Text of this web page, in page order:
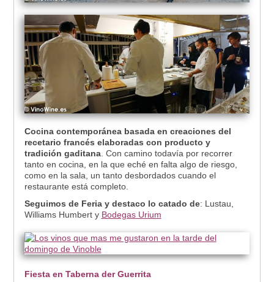
Cocina contemporánea basada en creaciones del
recetario francés elaboradas con producto y
tradición gaditana. Con camino todavía por recorrer
tanto en cocina, en la que eché en falta algo de riesgo,
como en la sala, un tanto desbordados cuando el
restaurante está completo.
Seguimos de Feria y destaco lo catado de: Lustau,
Williams Humbert y Bodegas Urium
Fiesta en Taberna der Guerrita